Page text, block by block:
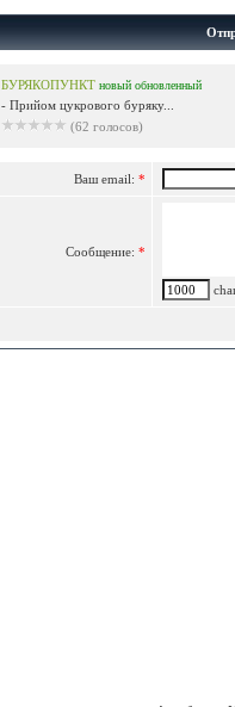
БУРЯКОПУНКТ новый обновленный
- Прийом цукрового буряку...
(62 голосов)
Ваш email: *
Сообщение: *